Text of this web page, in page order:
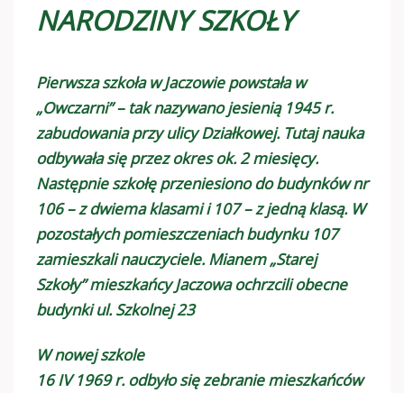
NARODZINY SZKOŁY
Pierwsza szkoła w Jaczowie powstała w
„Owczarni” – tak nazywano jesienią 1945 r.
zabudowania przy ulicy Działkowej. Tutaj nauka
odbywała się przez okres ok. 2 miesięcy.
Następnie szkołę przeniesiono do budynków nr
106 – z dwiema klasami i 107 – z jedną klasą. W
pozostałych pomieszczeniach budynku 107
zamieszkali nauczyciele. Mianem „Starej
Szkoły” mieszkańcy Jaczowa ochrzcili obecne
budynki ul. Szkolnej 23
W nowej szkole
16 IV 1969 r. odbyło się zebranie mieszkańców